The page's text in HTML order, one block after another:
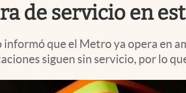
de servicio en
informó que el Metro ya opera en
siguen sin servicio, por lo